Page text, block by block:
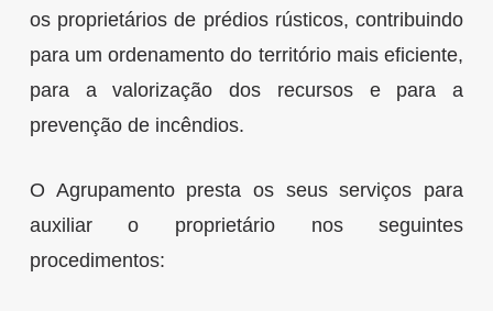
os proprietários de prédios rústicos, contribuindo
para um ordenamento do território mais eficiente,
para a valorização dos recursos e para a
prevenção de incêndios.
O Agrupamento presta os seus serviços para
auxiliar o proprietário nos seguintes
procedimentos: